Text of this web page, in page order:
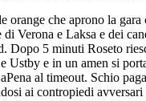
orange che aprono la
Verona e Laksa e dei
Dopo 5 minuti Roseto
Ustby e in un amen si
al timeout. Schio
ai contropiedi